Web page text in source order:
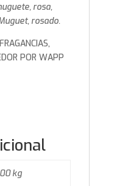
rosa,
rosado.
POR WAPP
kg